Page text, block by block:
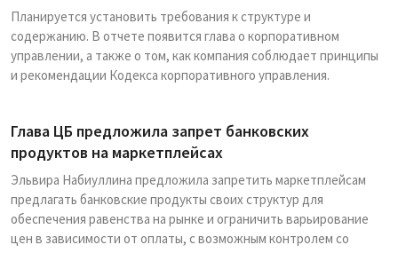
Планируется установить требования к структуре и
содержанию. В отчете появится глава о корпоративном
управлении, а также о том, как компания соблюдает принципы
и рекомендации Кодекса корпоративного управления.
Глава ЦБ предложила запрет банковских
продуктов на маркетплейсах
Эльвира Набиуллина предложила запретить маркетплейсам
предлагать банковские продукты своих структур для
обеспечения равенства на рынке и ограничить варьирование
цен в зависимости от оплаты, с возможным контролем со